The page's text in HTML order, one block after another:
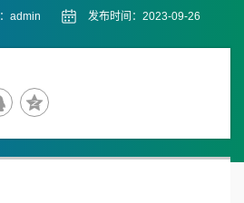
admin 发布时间：2023-09-26